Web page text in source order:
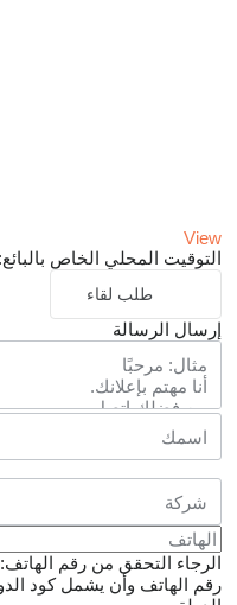
View
التوقيت المحلي الخاص بالبائع: 02:55 (CEST)
طلب لقاء
إرسال الرسالة
الرجاء التحقق من رقم الهاتف:
رقم الهاتف وأن يشمل كود